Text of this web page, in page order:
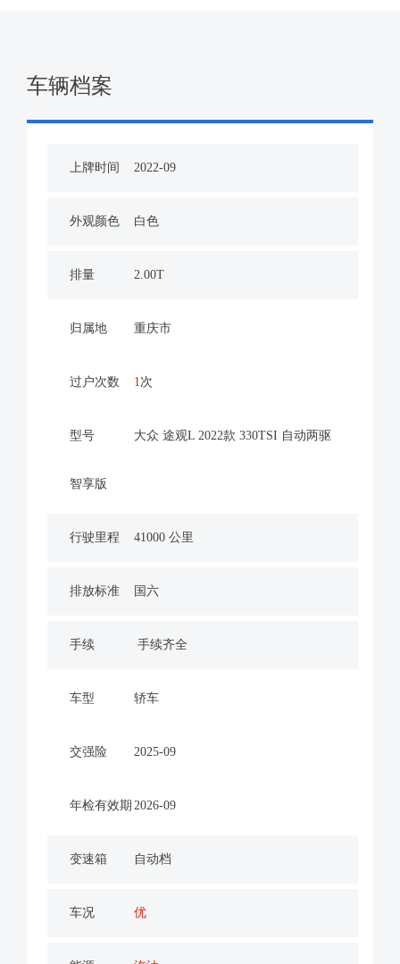
车辆档案
上牌时间 2022-09
外观颜色 白色
排量 2.00T
归属地 重庆市
过户次数 1 次
型号 大众 途观L 2022款 330TSI 自动两驱
智享版
行驶里程 41000 公里
排放标准 国六
手续 手续齐全
车型 轿车
交强险 2025-09
年检有效期 2026-09
变速箱 自动档
车况 优